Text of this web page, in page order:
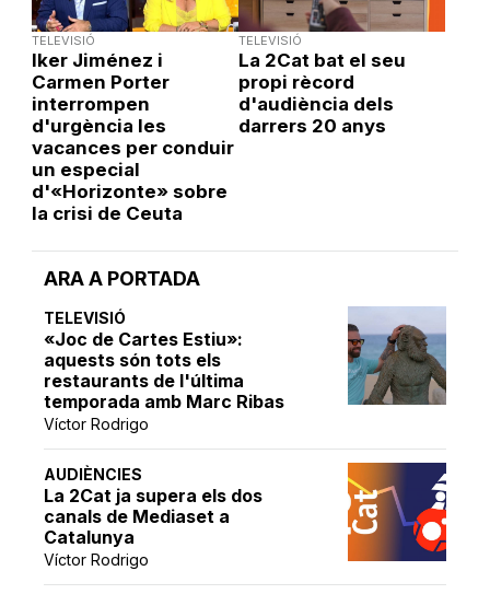
ARA A PORTADA
TELEVISIÓ
«Joc de Cartes Estiu»:
aquests són tots els
restaurants de l'última
temporada amb Marc Ribas
Víctor Rodrigo
AUDIÈNCIES
La 2Cat ja supera els dos
canals de Mediaset a
Catalunya
Víctor Rodrigo
TELEVISIÓ
Iker Jiménez i
Carmen Porter
interrompen
d'urgència les
vacances per conduir
un especial
d'«Horizonte» sobre
la crisi de Ceuta
TELEVISIÓ
La 2Cat bat el seu
propi rècord
d'audiència dels
darrers 20 anys